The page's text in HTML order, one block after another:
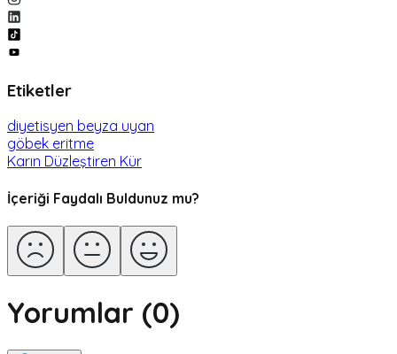
Etiketler
diyetisyen beyza uyan
göbek eritme
Karın Düzleştiren Kür
İçeriği Faydalı Buldunuz mu?
Yorumlar (0)